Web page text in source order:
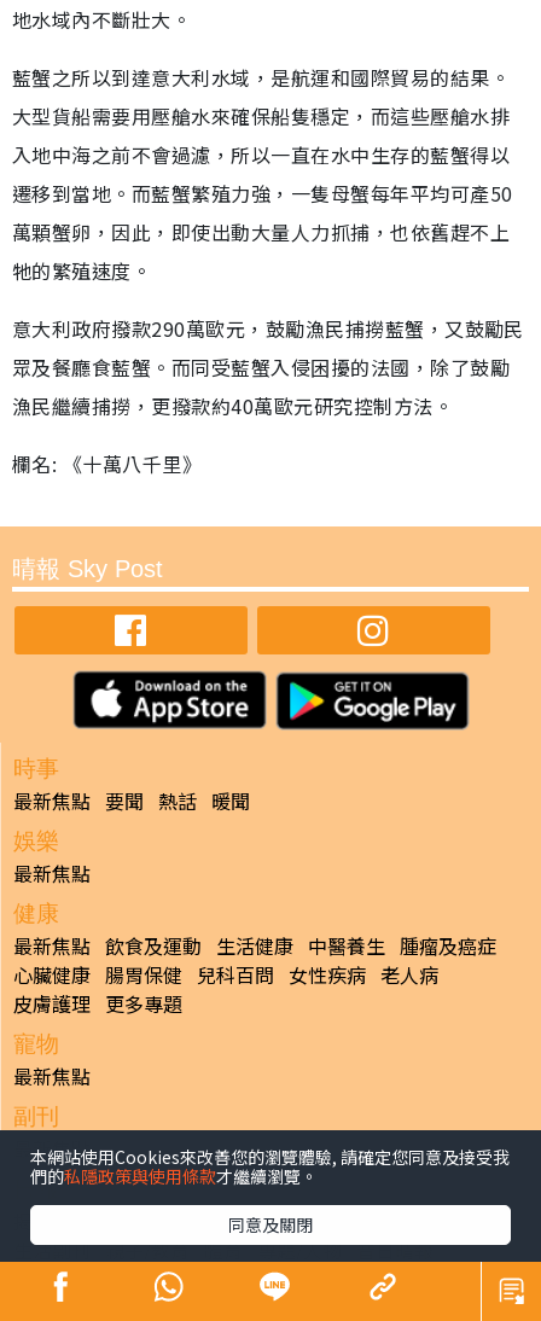
地水域內不斷壯大。
藍蟹之所以到達意大利水域，是航運和國際貿易的結果。
大型貨船需要用壓艙水來確保船隻穩定，而這些壓艙水排
入地中海之前不會過濾，所以一直在水中生存的藍蟹得以
遷移到當地。而藍蟹繁殖力強，一隻母蟹每年平均可產50
萬顆蟹卵，因此，即使出動大量人力抓捕，也依舊趕不上
牠的繁殖速度。
意大利政府撥款290萬歐元，鼓勵漁民捕撈藍蟹，又鼓勵民
眾及餐廳食藍蟹。而同受藍蟹入侵困擾的法國，除了鼓勵
漁民繼續捕撈，更撥款約40萬歐元研究控制方法。
欄名: 《十萬八千里》
晴報 Sky Post
時事
最新焦點 要聞 熱話 暖聞
娛樂
最新焦點
健康
最新焦點 飲食及運動 生活健康 中醫養生 腫瘤及癌症
心臟健康 腸胃保健 兒科百問 女性疾病 老人病
皮膚護理 更多專題
寵物
最新焦點
副刊
最新焦點
日報
中國/國際
生活副刊 親子/教育 體育 專題/人物 昔日晴報
香港經濟日報版權所有©2026
本網站使用Cookies來改善您的瀏覽體驗, 請確定您同意及接受我
們的私隱政策與使用條款才繼續瀏覽。
同意及關閉